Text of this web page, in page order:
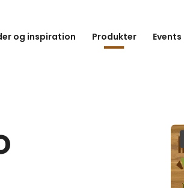
og inspiration Produkter